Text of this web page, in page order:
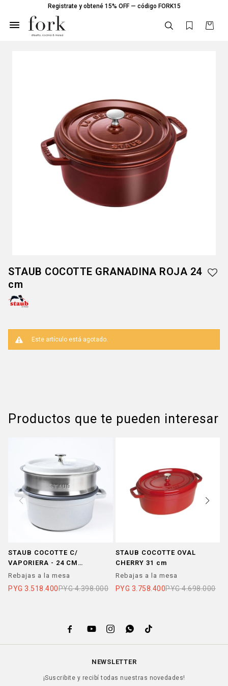
Registrate y obtené 15% OFF — código FORK15

STAUB COCOTTE GRANADINA ROJA 24
cm
Este artículo está agotado.
Productos que te pueden interesar
STAUB COCOTTE C/
VAPORIERA - 24 CM
TRUFA
Rebajas a la mesa
PYG 3.518.400PYG 4.398.000
STAUB COCOTTE OVAL
CHERRY 31 cm
Rebajas a la mesa
PYG 3.758.400PYG 4.698.000
    
NEWSLETTER
¡Suscribite y recibí todas nuestras novedades!